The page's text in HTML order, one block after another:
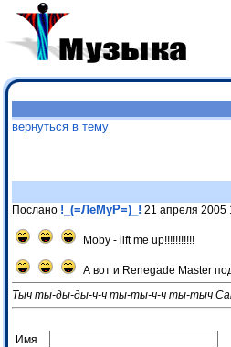
вернуться в тему
Послано !_(=ЛеМуР=)_! 21 апреля 2005
Moby - lift me up!!!!!!!!!!!
А вот и Renegade Master
Тыч ты-ды-ды-ч-ч ты-ты-ч-ч ты-тыч
Имя